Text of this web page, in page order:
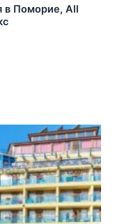
в Поморие, All